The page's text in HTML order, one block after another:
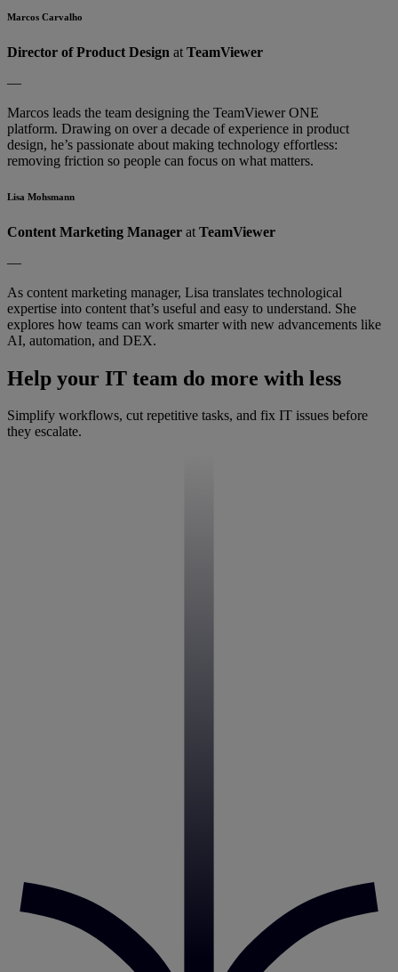
Marcos Carvalho
Director of Product Design at TeamViewer
—
Marcos leads the team designing the TeamViewer ONE
platform. Drawing on over a decade of experience in product
design, he’s passionate about making technology effortless:
removing friction so people can focus on what matters.
Lisa Mohsmann
Content Marketing Manager at TeamViewer
—
As content marketing manager, Lisa translates technological
expertise into content that’s useful and easy to understand. She
explores how teams can work smarter with new advancements like
AI, automation, and DEX.
Help your IT team do more with less
Simplify workflows, cut repetitive tasks, and fix IT issues before
they escalate.